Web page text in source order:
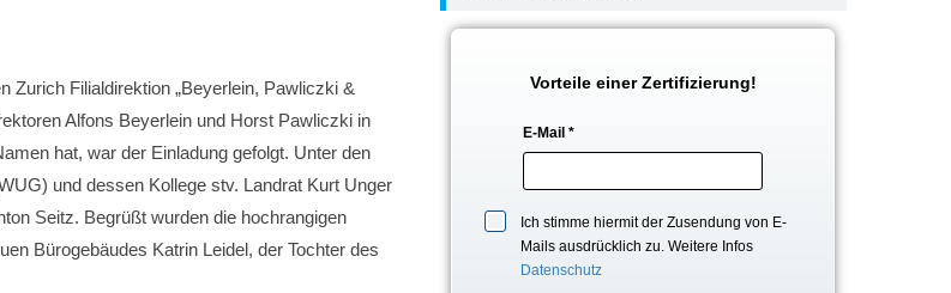
Zurich Filialdirektion „Beyerlein, Pawliczki &
Alfons Beyerlein und Horst Pawliczki in
hat, war der Einladung gefolgt. Unter den
und dessen Kollege stv. Landrat Kurt Unger
Seitz. Begrüßt wurden die hochrangigen
Bürogebäudes Katrin Leidel, der Tochter des
Vorteile einer Zertifizierung!
E-Mail*
Ich stimme hiermit der Zusendung von E-
Mails ausdrücklich zu. Weitere Infos
Datenschutz